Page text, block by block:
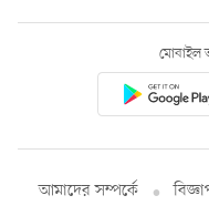
মোবাইল
আমাদের সম্পর্কে